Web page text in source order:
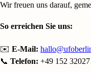
Wir freuen uns darauf,
So erreichen Sie uns:
✉️ E-Mail:
📞 Telefon: +49 152